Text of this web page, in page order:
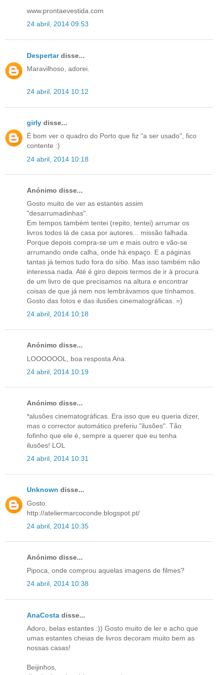
www.prontaevestida.com
24 abril, 2014 09:53
Despertardisse...
Maravilhoso, adorei.
24 abril, 2014 10:12
girly disse...
É bom ver o quadro do Porto que fiz "a ser usado", fico
contente :)
24 abril, 2014 10:18
Anónimo disse...
Gosto muito de ver as estantes assim
"desarrumadinhas".
Em tempos também tentei (repito, tentei) arrumar os
livros todos lá de casa por autores... missão falhada.
Porque depois compra-se um e mais outro e vão-se
arrumando onde calha, onde há espaço. E a páginas
tantas já temos tudo fora do sítio. Mas isso também não
interessa nada. Até é giro depois termos de ir à procura
de um livro de que precisamos na altura e encontrar
coisas de que já nem nos lembrávamos que tínhamos.
Gosto das fotos e das ilusões cinematográficas. =)
24 abril, 2014 10:18
Anónimo disse...
LOOOOOOL, boa resposta Ana.
24 abril, 2014 10:19
Anónimo disse...
*alusões cinematográficas. Era isso que eu queria dizer,
mas o corrector automático preferiu "ilusões". Tão
fofinho que ele é, sempre a querer que eu tenha
ilusões! LOL
24 abril, 2014 10:31
Unknown disse...
Gosto.
http://ateliermarcoconde.blogspot.pt/
24 abril, 2014 10:35
Anónimo disse...
Pipoca, onde comprou aquelas imagens de filmes?
24 abril, 2014 10:38
AnaCosta disse...
Adoro, belas estantes :)) Gosto muito de ler e acho que
umas estantes cheias de livros decoram muito bem as
nossas casas!
Beijinhos,